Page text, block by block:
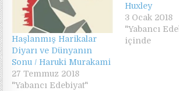
Haşlanmış Harikalar
Diyarı ve Dünyanın
Sonu / Haruki Murakami
27 Temmuz 2018
"Yabancı Edebiyat"
Huxley
3 Ocak 2018
"Yabancı
içinde